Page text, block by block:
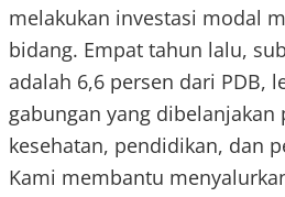
melakukan investasi modal
bidang. Empat tahun lalu,
adalah 6,6 persen dari PDB,
gabungan yang
kesehatan, pendidikan, dan
Kami membantu